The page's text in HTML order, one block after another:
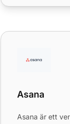
Asana
Asana
Asana är ett